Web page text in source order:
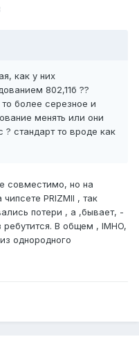
как у них
802,11б ??
более серезное и
менять или они
стандарт то вроде как
совместимо, но на
PRIZMII , так
потери , а ,бывает, -
В общем , IMHO,
однородного